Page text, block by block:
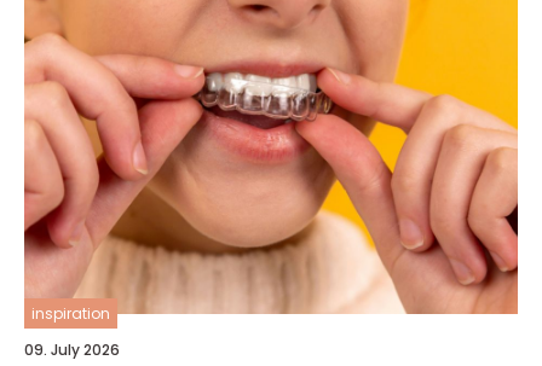
inspiration
09. July 2026